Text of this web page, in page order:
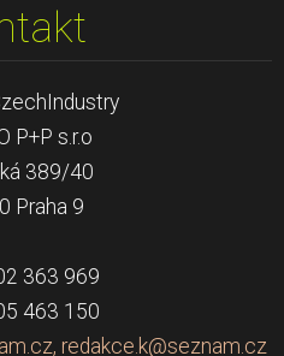
P+P s.r.o
389/40
Praha 9
363 969
463 150
redakce.k@seznam.cz